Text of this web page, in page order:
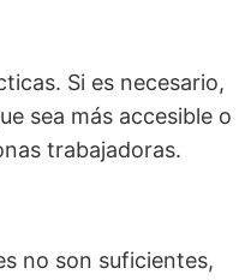
Si es necesario,
sea más accesible o
trabajadoras.
no son suficientes,